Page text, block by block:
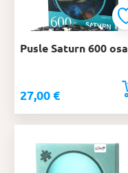
Pusle Saturn 600 osa
27,00 €